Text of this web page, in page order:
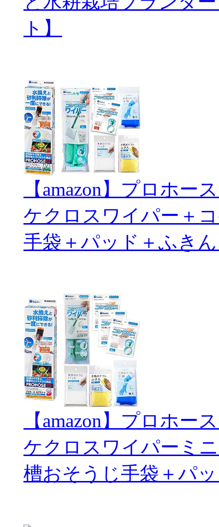
ト】
【amazon】プロホ
ケクロスワイパー＋
手袋＋パッド＋ふき
【amazon】プロホー
ケクロスワイパーミ
槽おそうじ手袋＋パ